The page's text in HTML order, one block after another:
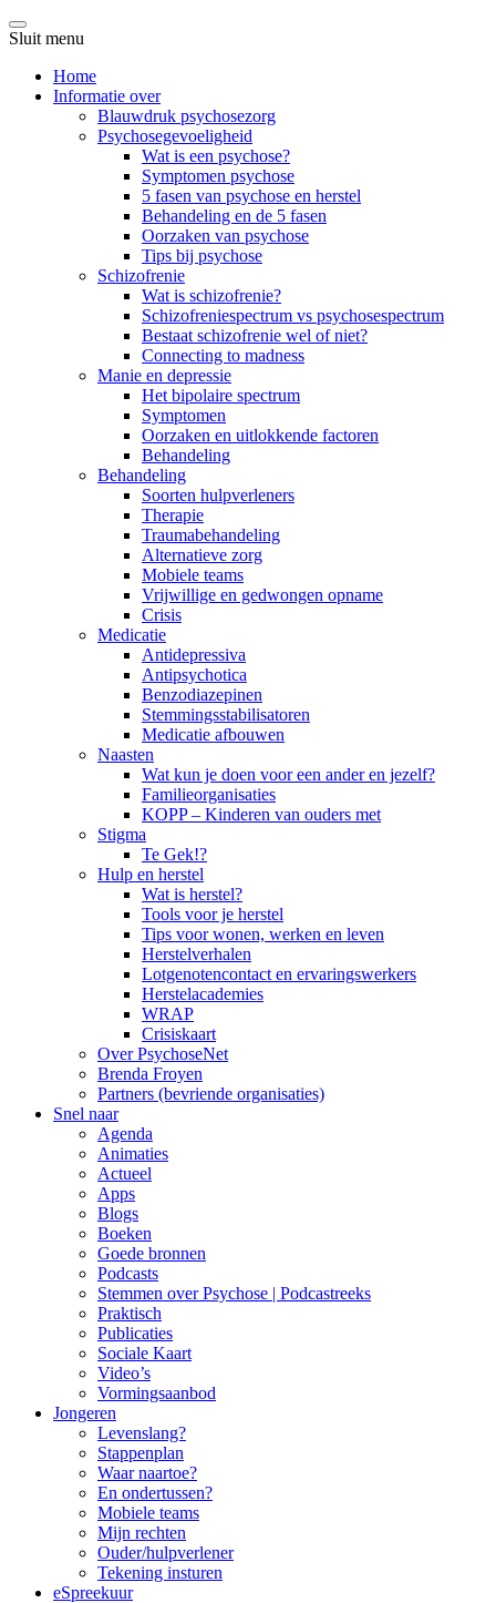
Sluit menu
Home
Informatie over
Blauwdruk psychosezorg
Psychosegevoeligheid
Wat is een psychose?
Symptomen psychose
5 fasen van psychose en herstel
Behandeling en de 5 fasen
Oorzaken van psychose
Tips bij psychose
Schizofrenie
Wat is schizofrenie?
Schizofreniespectrum vs psychosespectrum
Bestaat schizofrenie wel of niet?
Connecting to madness
Manie en depressie
Het bipolaire spectrum
Symptomen
Oorzaken en uitlokkende factoren
Behandeling
Behandeling
Soorten hulpverleners
Therapie
Traumabehandeling
Alternatieve zorg
Mobiele teams
Vrijwillige en gedwongen opname
Crisis
Medicatie
Antidepressiva
Antipsychotica
Benzodiazepinen
Stemmingsstabilisatoren
Medicatie afbouwen
Naasten
Wat kun je doen voor een ander en jezelf?
Familieorganisaties
KOPP – Kinderen van ouders met
Stigma
Te Gek!?
Hulp en herstel
Wat is herstel?
Tools voor je herstel
Tips voor wonen, werken en leven
Herstelverhalen
Lotgenotencontact en ervaringswerkers
Herstelacademies
WRAP
Crisiskaart
Over PsychoseNet
Brenda Froyen
Partners (bevriende organisaties)
Snel naar
Agenda
Animaties
Actueel
Apps
Blogs
Boeken
Goede bronnen
Podcasts
Stemmen over Psychose | Podcastreeks
Praktisch
Publicaties
Sociale Kaart
Video’s
Vormingsaanbod
Jongeren
Levenslang?
Stappenplan
Waar naartoe?
En ondertussen?
Mobiele teams
Mijn rechten
Ouder/hulpverlener
Tekening insturen
eSpreekuur